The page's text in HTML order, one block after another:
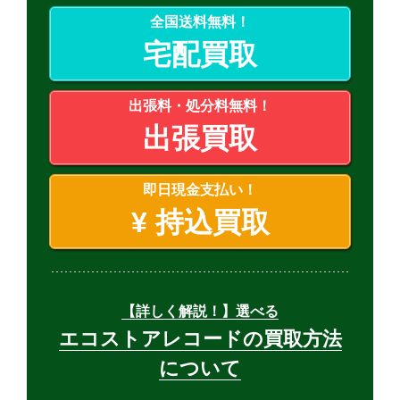
全国送料無料！
宅配買取
出張料・処分料無料！
出張買取
即日現金支払い！
¥持込買取
【詳しく解説！】選べる
エコストアレコードの買取方法
について